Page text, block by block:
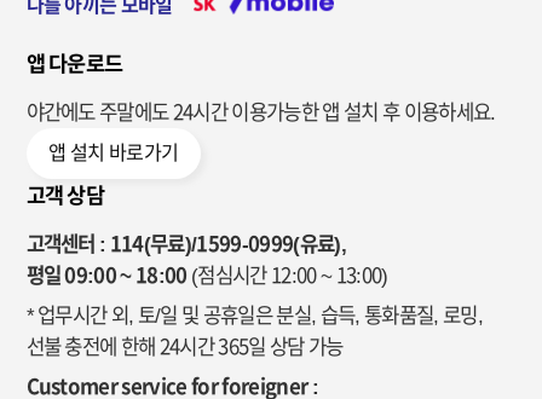
나를 아끼는 모바일
앱 다운로드
야간에도 주말에도 24시간 이용가능한앱 설치 후 이용하세요.
앱 설치 바로가기
고객 상담
고객센터 : 114(무료)/1599-0999(유료),
평일 09:00 ~ 18:00 (점심시간 12:00 ~ 13:00)
* 업무시간 외, 토/일 및 공휴일은 분실, 습득, 통화품질, 로밍,
선불 충전에 한해 24시간 365일 상담 가능
Customer service for foreigner :